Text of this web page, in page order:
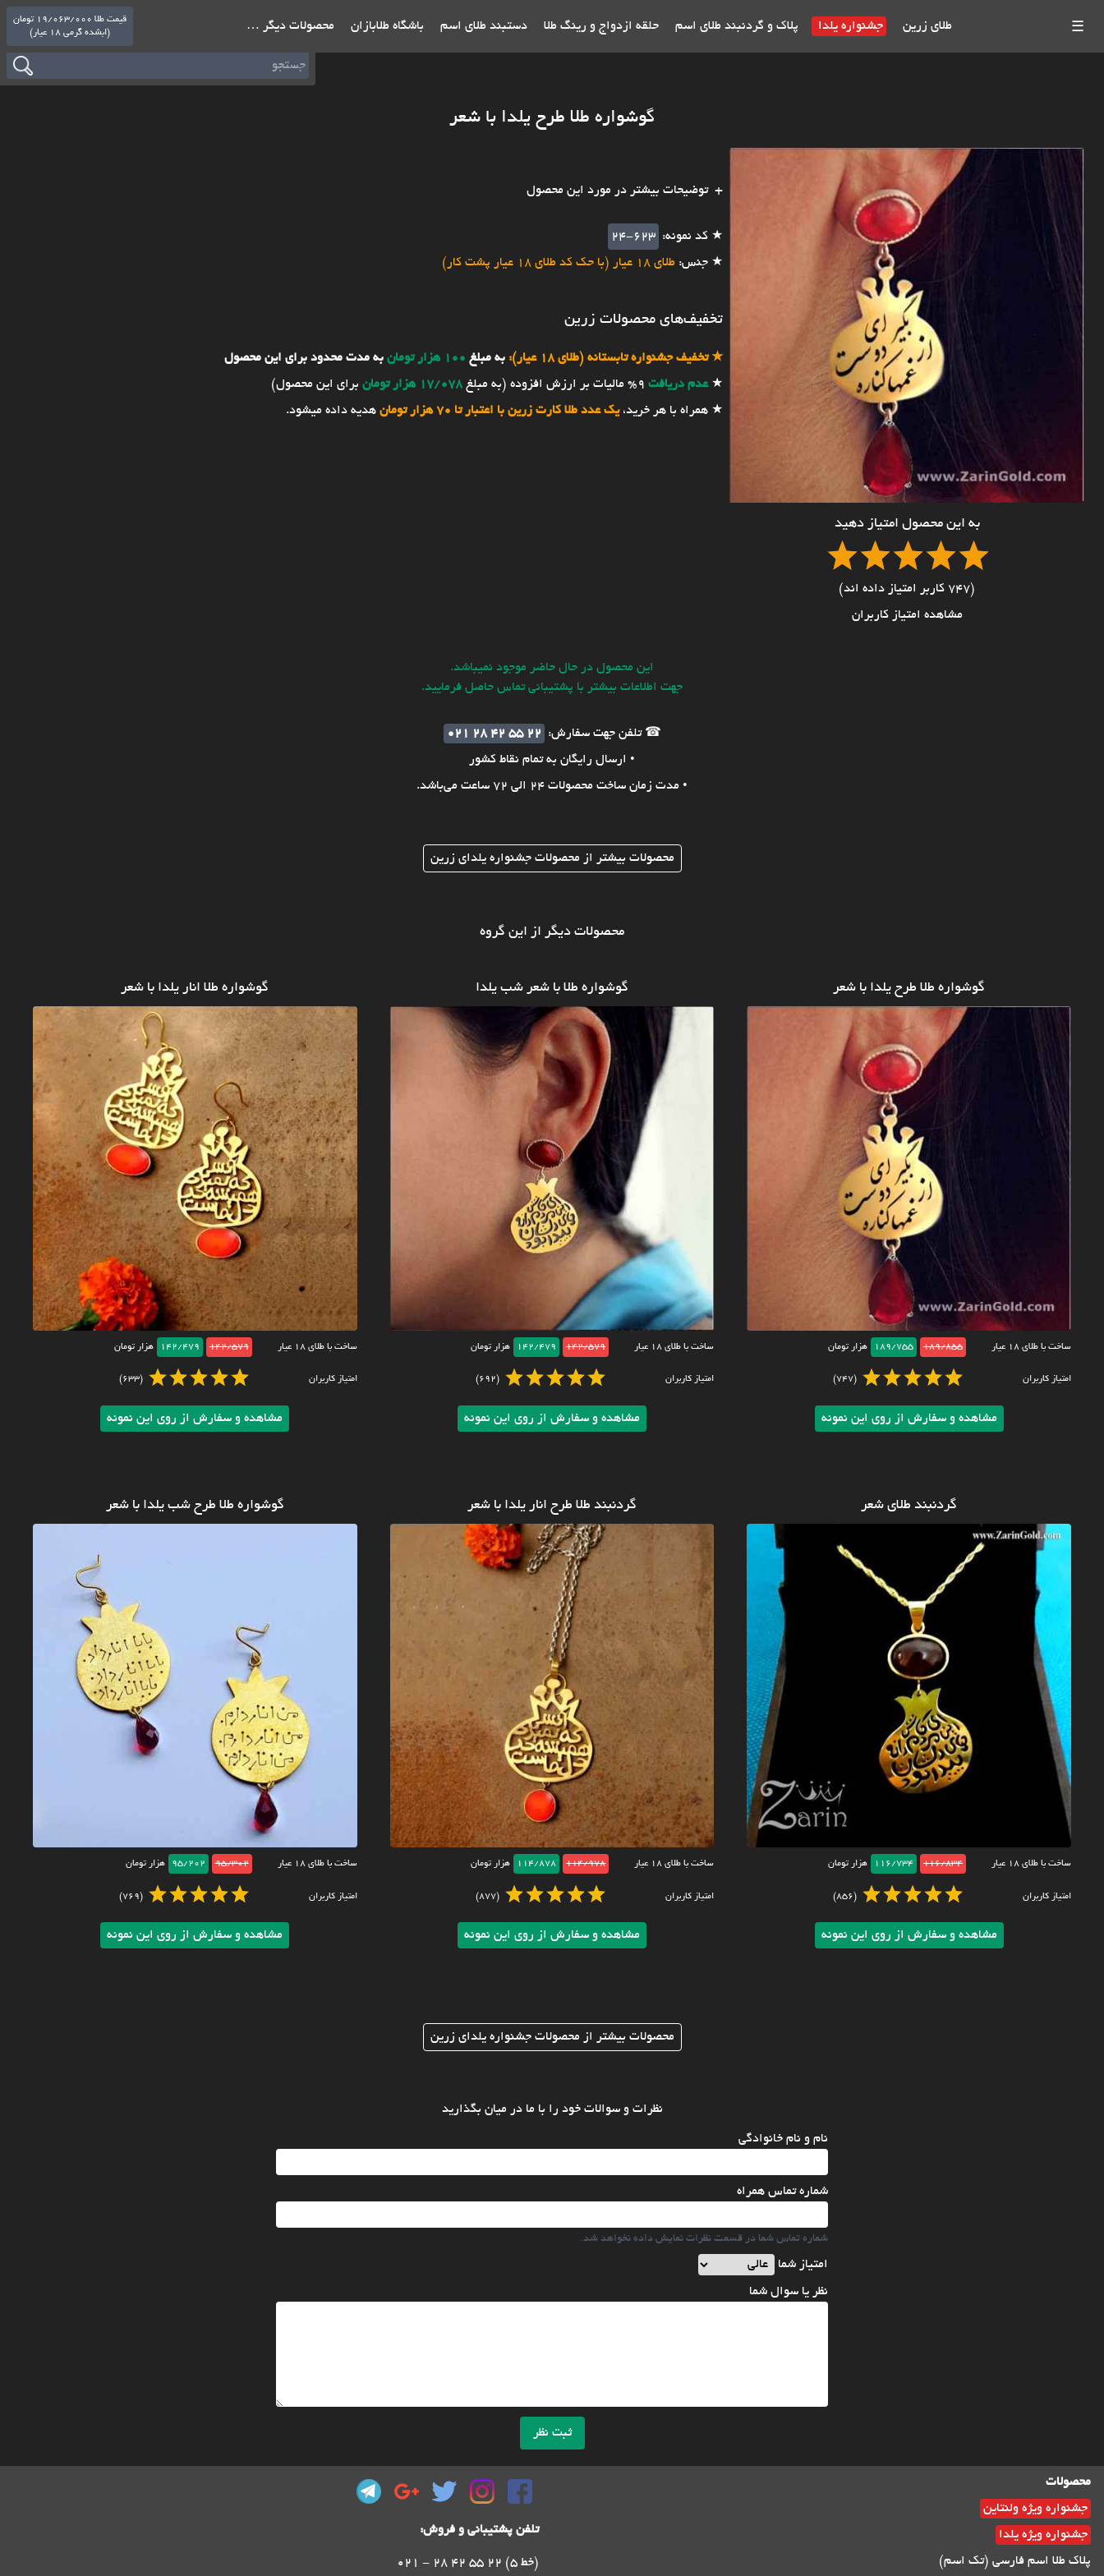
☰ طلای زرین جشنواره یلدا پلاک و گردنبند طلای اسم حلقه ازدواج و رینگ طلا دستبند طلای اسم باشگاه طلابازان محصولات دیگر …
قیمت طلا 19/063/000 تومان
(ابشده گرمی 18 عیار)
گوشواره طلا طرح یلدا با شعر
به این محصول امتیاز دهید
(747 کاربر امتیاز داده اند)
مشاهده امتیاز کاربران
توضیحات بیشتر در مورد این محصول
★ کد نمونه: 24-623
★ جنس: طلای 18 عیار (با حک کد طلای 18 عیار پشت کار)
تخفیف‌های محصولات زرین
★تخفیف جشنواره تابستانه (طلای 18 عیار): به مبلغ 100 هزار تومان
به مدت محدود برای این محصول
★عدم دریافت 9% مالیات بر ارزش افزوده (به مبلغ 17/078 هزار تومان
برای این محصول)
★ همراه با هر خرید،یک عدد طلا کارت زرین با اعتبار تا 70 هزار تومان هدیه داده میشود.
این محصول در حال حاضر موجود نمیباشد.
جهت اطلاعات بیشتر با پشتیبانی تماس حاصل فرمایید.
☎ تلفن جهت سفارش:
021 28 42 55 22
• ارسال رایگان به تمام نقاط کشور
• مدت زمان ساخت محصولات 24 الی 72 ساعت می‌باشد.
محصولات بیشتر از محصولات جشنواره یلدای زرین
محصولات دیگر از این گروه
گوشواره طلا طرح یلدا با شعر
ساخت با طلای ۱۸ عیار 189/855
189/755 هزار تومان
امتیاز کاربران (747)
مشاهده و سفارش از روی این نمونه
گوشواره طلا با شعر شب یلدا
ساخت با طلای ۱۸ عیار 142/579
142/479 هزار تومان
امتیاز کاربران (692)
مشاهده و سفارش از روی این نمونه
گوشواره طلا انار یلدا با شعر
ساخت با طلای ۱۸ عیار 142/579
142/479 هزار تومان
امتیاز کاربران (633)
مشاهده و سفارش از روی این نمونه
گردنبند طلای شعر
ساخت با طلای ۱۸ عیار 116/834
116/734 هزار تومان
امتیاز کاربران (856)
مشاهده و سفارش از روی این نمونه
گردنبند طلا طرح انار یلدا با شعر
ساخت با طلای ۱۸ عیار 114/978
114/878 هزار تومان
امتیاز کاربران (877)
مشاهده و سفارش از روی این نمونه
گوشواره طلا طرح شب یلدا با شعر
ساخت با طلای ۱۸ عیار 95/302
95/202 هزار تومان
امتیاز کاربران (769)
مشاهده و سفارش از روی این نمونه
محصولات بیشتر از محصولات جشنواره یلدای زرین
نظرات و سوالات خود را با ما در میان بگذارید
نام و نام خانوادگی
شماره تماس همراه
شماره تماس شما در قسمت نظرات نمایش داده نخواهد شد.
امتیاز شما
نظر یا سوال شما
ثبت نظر
محصولات
جشنواره ویژه ولنتاین
جشنواره ویژه یلدا
پلاک طلا اسم فارسی (تک اسم)
تلفن پشتیبانی و فروش:
021 - 28 42 55 22 (5 خط)